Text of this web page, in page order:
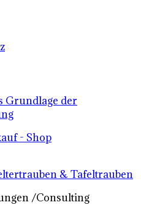
Grundlage der
- Shop
& Tafeltrauben
/Consulting